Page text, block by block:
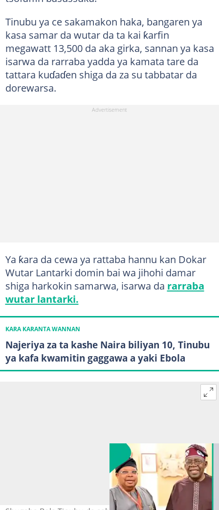
Tinubu ya ce sakamakon haka, bangaren ya
kasa samar da wutar da ta kai ƙarfin
megawatt 13,500 da aka girka, sannan ya kasa
isarwa da rarraba yadda ya kamata tare da
tattara kuɗaɗen shiga da za su tabbatar da
dorewarsa.
Ya ƙara da cewa ya rattaba hannu kan Dokar
Wutar Lantarki domin bai wa jihohi damar
shiga harkokin samarwa, isarwa da rarraba
wutar lantarki.
KARA KARANTA WANNAN
Najeriya za ta kashe Naira biliyan 10, Tinubu
ya kafa kwamitin gaggawa a yaki Ebola